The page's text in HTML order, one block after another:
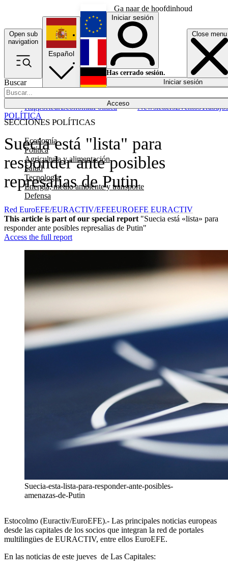
Ga naar de hoofdinhoud
Open sub
navigation
Close menu
Buscar
Acceso
SECCIONES POLÍTICAS
Economía
Política
Agricultura y alimentación
Salud
Tecnología
Energía, medio ambiente y transporte
Defensa
RapporteurEconomíaPolítica NewslettersEventosTrabajos
Español
English
Français
Iniciar sesión
Has cerrado sesión.
Iniciar sesión
Suecia está "lista" para
responder ante posibles
represalias de Putin
POLÍTICA
Red EuroEFE/EURACTIV/EFEEUROEFE EURACTIV
This article is part of our special report "Suecia está «lista» para
responder ante posibles represalias de Putin"
Access the full report
Suecia-esta-lista-para-responder-ante-posibles-
amenazas-de-Putin
Estocolmo (Euractiv/EuroEFE).- Las principales noticias europeas
desde las capitales de los socios que integran la red de portales
multilingües de EURACTIV, entre ellos EuroEFE.
En las noticias de este jueves de Las Capitales: